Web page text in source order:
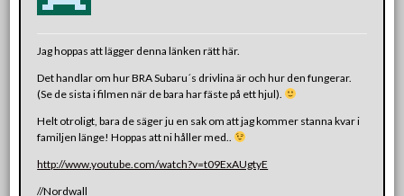
Jag hoppas att lägger denna länken rätt här.
Det handlar om hur BRA Subaru´s drivlina är och hur den fungerar.
(Se de sista i filmen när de bara har fäste på ett hjul).
Helt otroligt, bara de säger ju en sak om att jag kommer stanna kvar i
familjen länge! Hoppas att ni håller med..
http://www.youtube.com/watch?v=t09ExAUgtyE
//Nordwall